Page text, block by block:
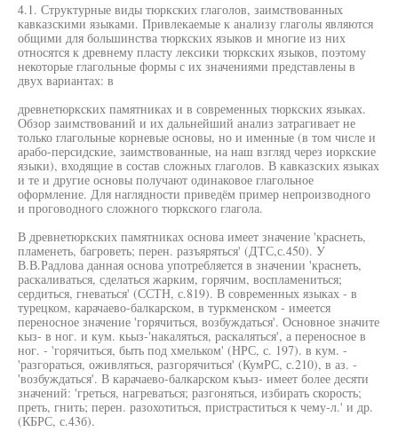
4.1. Структурные виды тюркских глаголов, заимствованных
кавказскими языками. Привлекаемые к анализу глаголы являются
общими для большинства тюркских языков и многие из них
относятся к древнему пласту лексики тюркских языков, поэтому
некоторые глагольные формы с их значениями представлены в
двух вариантах: в
древнетюркских памятниках и в современных тюркских языках.
Обзор заимствований и их дальнейший анализ затрагивает не
только глагольные корневые основы, но и именные (в том числе и
арабо-персидские, заимствованные, на наш взгляд через иоркские
языки), входящие в состав сложных глаголов. В кавказских языках
и те и другие основы получают одинаковое глагольное
оформление. Для наглядности приведём пример непроизводного
и проговодного сложного тюркского глагола.
В древнетюркских памятниках основа имеет значение 'краснеть,
пламенеть, багроветь; перен. разъяряться' (ДТС,с.450). У
В.В.Радлова данная основа употребляется в значении 'краснеть,
раскаливаться, сделаться жарким, горячим, воспламениться;
сердиться, гневаться' (ССТН, с.819). В современных языках - в
турецком, карачаево-балкарском, в туркменском - имеется
переносное значение 'горячиться, возбуждаться'. Основное значите
кыз- в ног. и кум. кьыз-'накаляться, раскаляться', а переносное в
ног. - 'горячиться, быть под хмельком' (НРС, с. 197). в кум. -
'разгораться, оживляться, разгорячиться' (КумРС, с.210), в аз. -
'возбуждаться'. В карачаево-балкарском къыз- имеет более десяти
значений: 'греться, нагреваться; разгоняться, избирать скорость;
преть, гнить; перен. разохотиться, пристраститься к чему-л.' и др.
(КБРС, с.43б).